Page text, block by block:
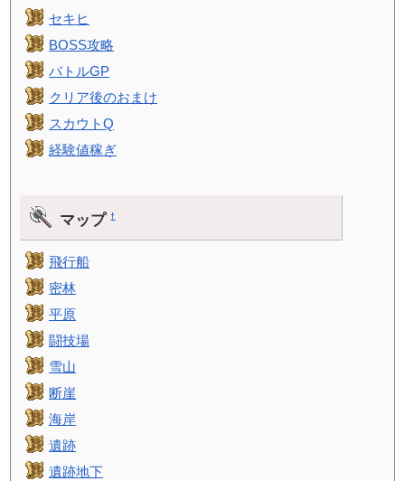
セキヒ
BOSS攻略
バトルGP
クリア後のおまけ
スカウトQ
経験値稼ぎ
マップ†
飛行船
密林
平原
闘技場
雪山
断崖
海岸
遺跡
遺跡地下